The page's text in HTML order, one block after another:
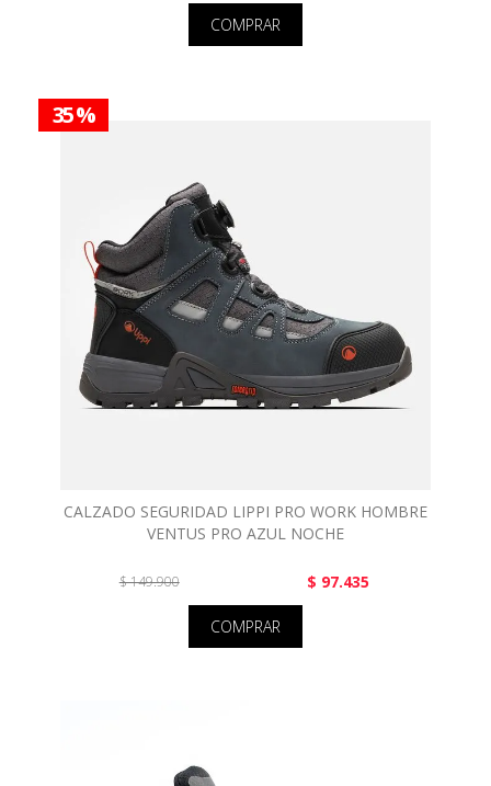
COMPRAR
35 %
CALZADO SEGURIDAD LIPPI PRO WORK HOMBRE
VENTUS PRO AZUL NOCHE
$ 149.900 $ 97.435
COMPRAR